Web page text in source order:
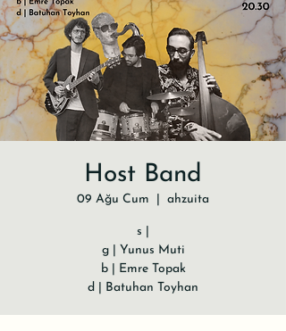
Host Band
09 Ağu Cum ahzuita
s |
g | Yunus Muti
b | Emre Topak
d | Batuhan Toyhan